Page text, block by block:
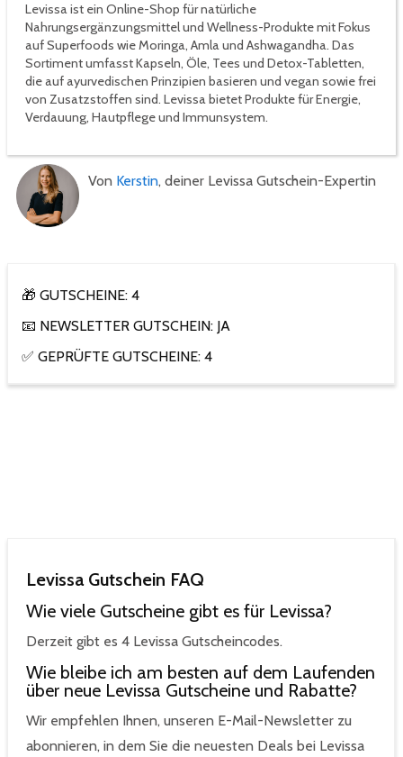
Levissa ist ein Online-Shop für natürliche
Nahrungsergänzungsmittel und Wellness-Produkte mit Fokus
auf Superfoods wie Moringa, Amla und Ashwagandha. Das
Sortiment umfasst Kapseln, Öle, Tees und Detox-Tabletten,
die auf ayurvedischen Prinzipien basieren und vegan sowie frei
von Zusatzstoffen sind. Levissa bietet Produkte für Energie,
Verdauung, Hautpflege und Immunsystem.
Von Kerstin, deiner Levissa Gutschein-Expertin
🎁 GUTSCHEINE: 4
📧 NEWSLETTER GUTSCHEIN: JA
✅ GEPRÜFTE GUTSCHEINE: 4
Levissa Gutschein FAQ
Wie viele Gutscheine gibt es für Levissa?
Derzeit gibt es 4 Levissa Gutscheincodes.
Wie bleibe ich am besten auf dem Laufenden
über neue Levissa Gutscheine und Rabatte?
Wir empfehlen Ihnen, unseren E-Mail-Newsletter zu
abonnieren, in dem Sie die neuesten Deals bei Levissa